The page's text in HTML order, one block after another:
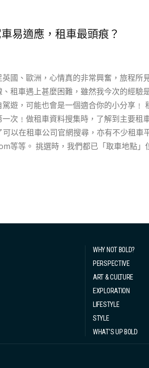
）塑造成古希臘和羅馬神話中的
麗的服裝設計把時尚和肖像攝影融合在
彩色照片，拜託讓我們擁有一片色彩的狂
棘手且常常難以掌握的媒介，大
域，不應該被當作藝術形式認真對待。...
易適應，租車最頭痕？
國、歐洲，心情真的非常興奮，旅程所
租車遇上甚麼困難，雖然我今次的經驗
個適合你的小分享﹗ 租車前準備 發現間間負評一樣多﹗？
次﹗做租車資料搜集時，了解到主要租
以在租車公司官網搜尋，亦有不少租車
記得還要衡量大家的
歲以上。有些租車公司會對 25 歲以下駕
WHY NOT BOLD?
PERSPECTIVE
ART & CULTURE
EXPLORATION
LIFESTYLE
STYLE
WHAT’S UP BOLD